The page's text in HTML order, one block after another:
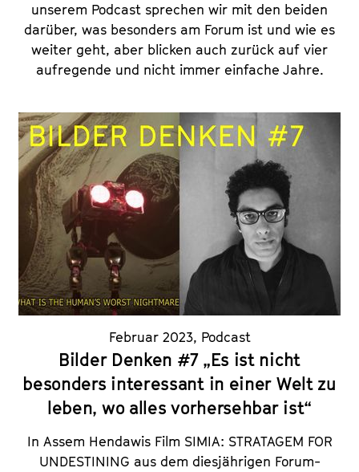
unserem Podcast sprechen wir mit den beiden
darüber, was besonders am Forum ist und wie es
weiter geht, aber blicken auch zurück auf vier
aufregende und nicht immer einfache Jahre.
Februar 2023, Podcast
Bilder Denken #7 „Es ist nicht
besonders interessant in einer Welt zu
leben, wo alles vorhersehbar ist“
In Assem Hendawis Film SIMIA: STRATAGEM FOR
UNDESTINING aus dem diesjährigen Forum-